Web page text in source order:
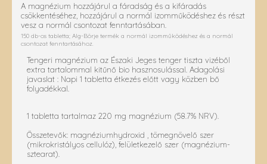
A magnézium hozzájárul a fáradság és a kifáradás
csökkentéséhez, hozzájárul a normál izomműködéshez és részt
vesz a normál csontozat fenntartásában.
150 db-os tabletta; Alg-Börje termék a normál izomműködéshez és a normál
csontozat fenntartásához.
Tengeri magnézium az Északi Jeges tenger tiszta vizéből
extra tartalommal kitűnő bio hasznosulással. Adagolási
javaslat : Napi 1 tabletta étkezés előtt vagy közben bő
folyadékkal.
1 tabletta tartalmaz 220 mg magnézium (58.7% NRV).
Összetevők: magnéziumhydroxid , tömegnövelő szer
(mikrokristályos cellulóz), felületkezelő szer (magnézium-
sztearat).